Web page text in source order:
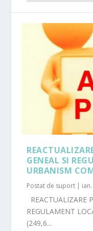
GENEAL SI
URBANISM
Postat de suport |
REACTUALIZARE
REGULAMENT
(249,6...